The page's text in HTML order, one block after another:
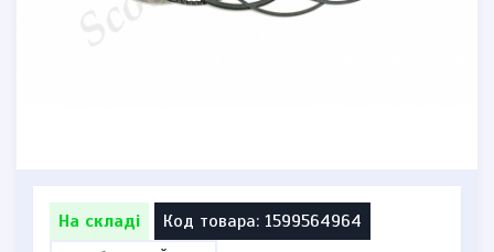
На складі
Код товара: 1599564964